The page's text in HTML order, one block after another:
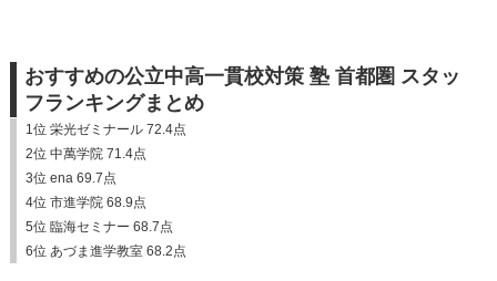
おすすめの公立中高一貫校対策 塾 首都圏 スタッ
フランキングまとめ
1位 栄光ゼミナール 72.4点
2位 中萬学院 71.4点
3位 ena 69.7点
4位 市進学院 68.9点
5位 臨海セミナー 68.7点
6位 あづま進学教室 68.2点